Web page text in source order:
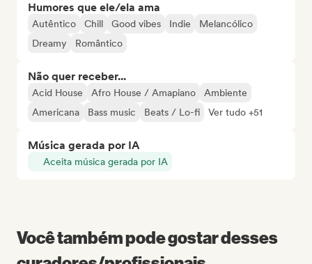
Humores que ele/ela ama
Autêntico Chill Good vibes Indie
Melancólico
Dreamy
Romântico
Não quer receber...
Acid House Afro House / Amapiano
Ambiente
Americana
Bass music Beats / Lo-fi Ver tudo +51
Música gerada por IA
Aceita música gerada por IA
Você também pode gostar desses